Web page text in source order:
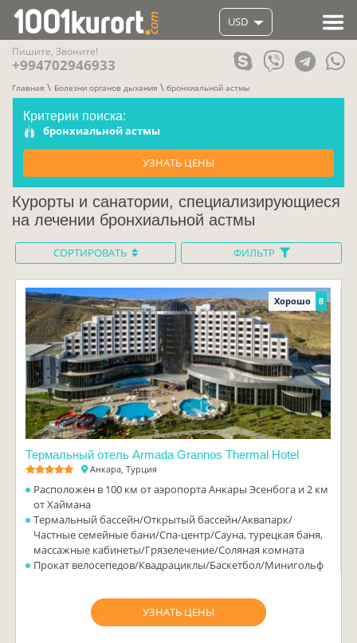
USD
Пишите, Звоните!
+994702946933
Главная Болезни органов дыхания бронхиальной астмы
Критерии поиска:
бронхиальной астмы
УЗНАТЬ ЦЕНЫ
Курорты и санатории, специализирующиеся
на лечении бронхиальной астмы
СОРТИРОВАТЬ ФИЛЬТР
Хорошо 8
Термальный отель Armada Grannos Thermal Hotel
Анкара, Турция
Расположен в 100 км от аэропорта Анкары Эсенбога и 2 км
от Хаймана
Термальный бассейн/Открытый бассейн/Аквапарк/
Частные семейные бани/Спа-центр/Сауна, турецкая баня,
массажные кабинеты/Грязелечение/Соляная комната
Прокат велосепедов/Квадрациклы/Баскетбол/Минигольф
УЗНАТЬ ЦЕНЫ